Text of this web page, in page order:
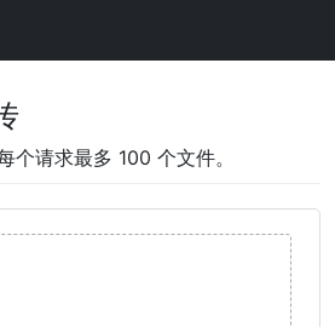
个请求最多 100 个文件。